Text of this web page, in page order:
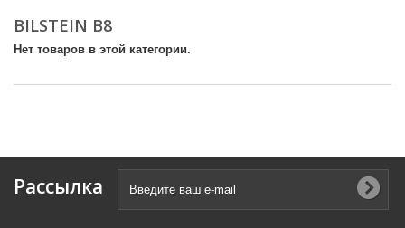
BILSTEIN B8
Нет товаров в этой категории.
Рассылка